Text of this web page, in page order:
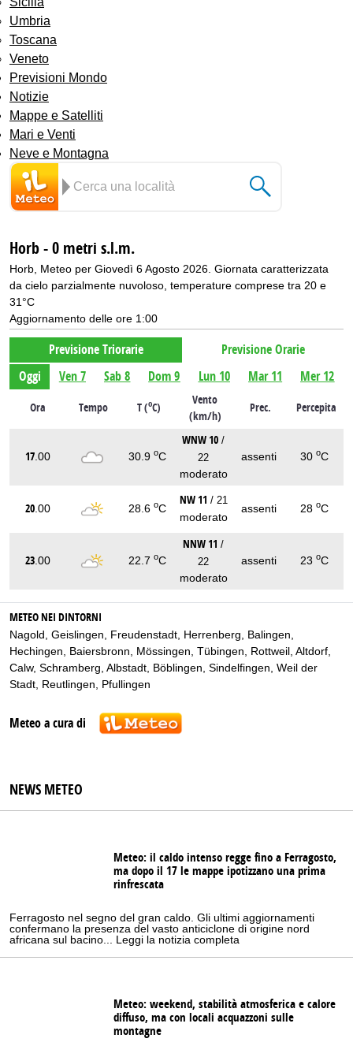
Umbria
Toscana
Veneto
Previsioni Mondo
Notizie
Mappe e Satelliti
Mari e Venti
Neve e Montagna
Horb - 0 metri s.l.m.
Horb, Meteo per Giovedì 6 Agosto 2026. Giornata caratterizzata
da cielo parzialmente nuvoloso, temperature comprese tra 20 e
31°C
Aggiornamento delle ore 1:00
Previsione Triorarie
Previsione Orarie
Oggi
Ven 7 Sab 8 Dom 9 Lun 10 Mar 11 Mer 12
Ora Tempo T (oC)
Vento
(km/h)
Prec. Percepita
17 .00 30.9 oC
WNW 10 /
22
moderato
assenti 30 oC
20 .00 28.6 oC
NW 11 / 21
moderato
assenti 28 oC
23 .00 22.7 oC
NNW 11 /
22
moderato
assenti 23 oC
METEO NEI DINTORNI
Nagold Geislingen Freudenstadt Herrenberg Balingen
Hechingen
Baiersbronn Mössingen Tübingen Rottweil Altdorf
Calw, Schramberg Albstadt Böblingen Sindelfingen Weil der
Stadt Reutlingen Pfullingen
Meteo a cura di
NEWS METEO
Meteo: il caldo intenso regge fino a Ferragosto,
ma dopo il 17 le mappe ipotizzano una prima
rinfrescata
Ferragosto nel segno del gran caldo. Gli ultimi aggiornamenti
confermano la presenza del vasto anticiclone di origine nord
africana sul bacino... Leggi la notizia completa
Meteo: weekend, stabilità atmosferica e calore
diffuso, ma con locali acquazzoni sulle
montagne